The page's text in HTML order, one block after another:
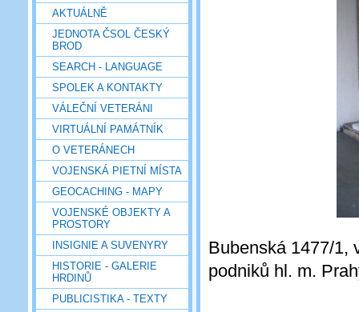
AKTUÁLNĚ
JEDNOTA ČSOL ČESKÝ
BROD
SEARCH - LANGUAGE
SPOLEK A KONTAKTY
VÁLEČNÍ VETERÁNI
VIRTUÁLNÍ PAMÁTNÍK
O VETERÁNECH
VOJENSKÁ PIETNÍ MÍSTA
GEOCACHING - MAPY
VOJENSKÉ OBJEKTY A
PROSTORY
INSIGNIE A SUVENYRY
HISTORIE - GALERIE
HRDINŮ
PUBLICISTIKA - TEXTY
Bubenská 1477/1,
podniků hl. m.